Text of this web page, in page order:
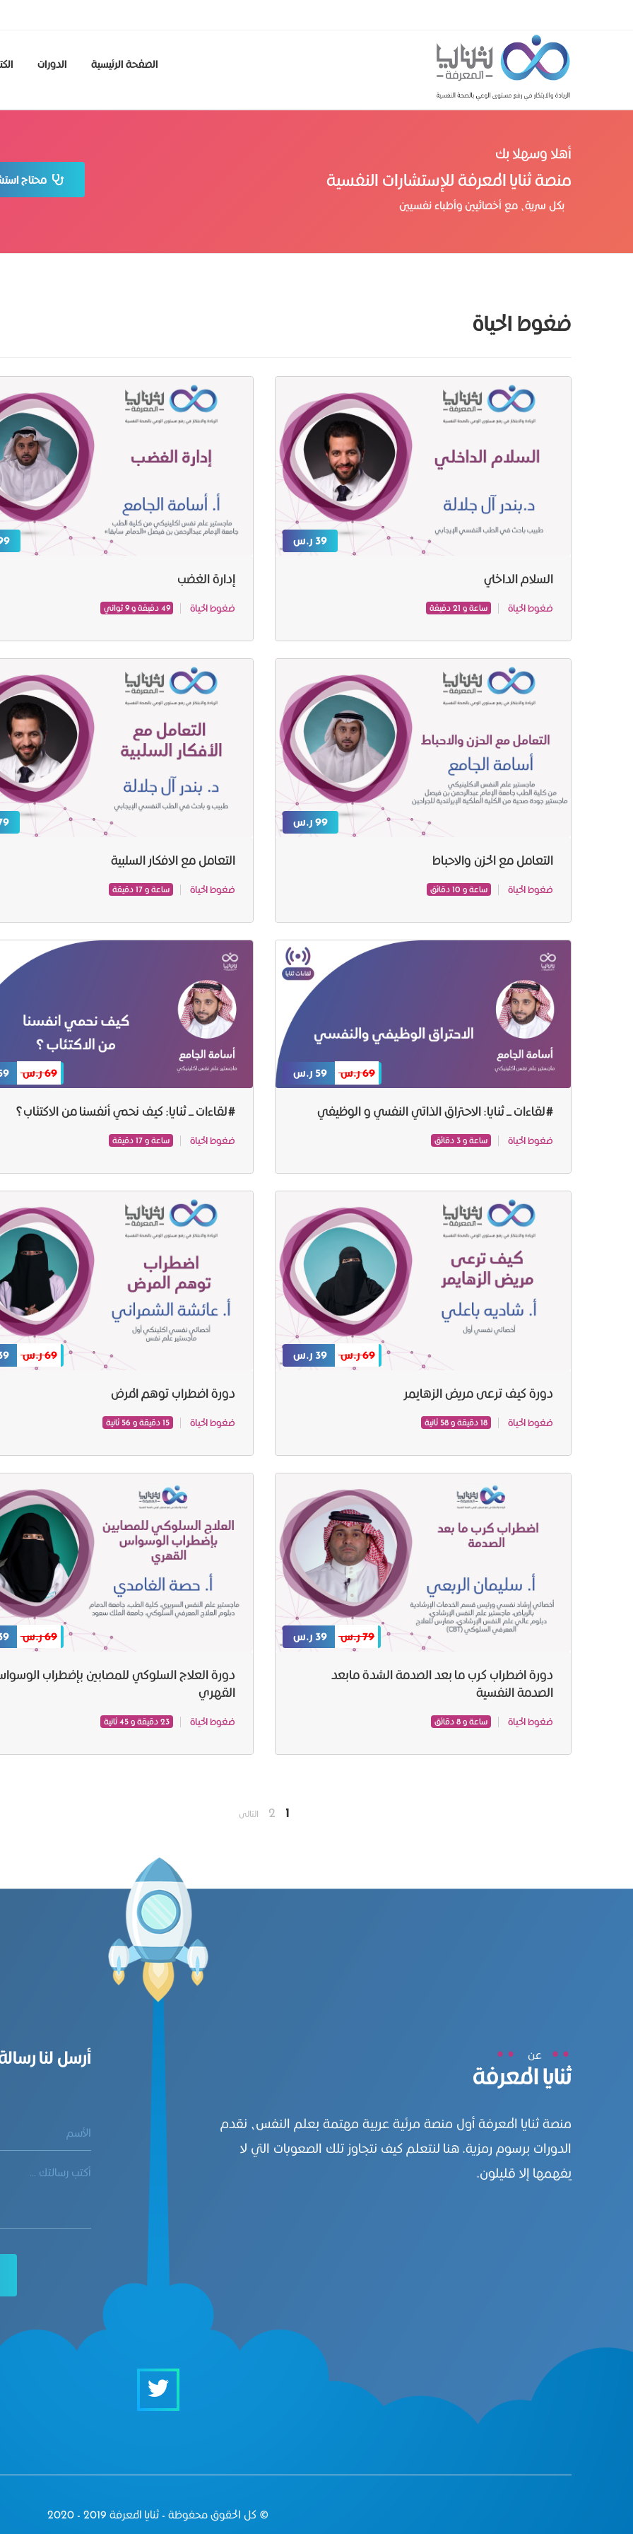
الصفحة الرئيسية الدورات
أهلا وسهلا بك
منصة ثنايا المعرفة للإستشارات النفسية
بكل سرية، مع أخصائيين وأطباء نفسيين
محتاج
ضغوط الحياة
39 ر.س
السلام الداخلي
ضغوط الحياة ساعة و 21 دقيقة
99
إدارة الغضب
ضغوط الحياة 49 دقيقة و 9 ثواني
99 ر.س
التعامل مع الحزن والاحباط
ضغوط الحياة ساعة و 10 دقائق
79
التعامل مع الافكار السلبية
ضغوط الحياة ساعة و 17 دقيقة
69 ر.س 59 ر.س
#لقاءات_ثنايا: الاحتراق الذاتي النفسي و الوظيفي
ضغوط الحياة ساعة و 3 دقائق
69 ر.س 59
#لقاءات_ثنايا: كيف نحمي أنفسنا من الاكتئاب؟
ضغوط الحياة ساعة و 17 دقيقة
69 ر.س 39 ر.س
دورة كيف ترعى مريض الزهايمر
ضغوط الحياة 18 دقيقة و 58 ثانية
69 ر.س 39
دورة اضطراب توهم المرض
ضغوط الحياة 15 دقيقة و 56 ثانية
79 ر.س 39 ر.س
دورة اضطراب كرب ما بعد الصدمة الشدة مابعد
الصدمة النفسیة
ضغوط الحياة ساعة و 8 دقائق
69 ر.س 39
دورة العلاج السلوكي للمصابين بإضطراب
القهري
ضغوط الحياة 23 دقيقة و 45 ثانية
1
2 التالى
عن
ثنايا المعرفة
منصة ثنايا المعرفة أول منصة مرئية عربية مهتمة بعلم النفس، نقدم
الدورات برسوم رمزية. هنا لنتعلم كيف نتجاوز تلك الصعوبات التي لا
يفهمها إلا قليلون.
أرسل لنا
© كل الحقوق محفوظة - ثنايا المعرفة 2019 - 2020